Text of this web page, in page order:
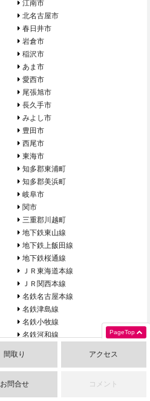
江南市
北名古屋市
春日井市
岩倉市
稲沢市
あま市
愛西市
尾張旭市
長久手市
みよし市
豊田市
西尾市
東海市
知多郡東浦町
知多郡美浜町
岐阜市
関市
三重郡川越町
地下鉄東山線
地下鉄上飯田線
地下鉄桜通線
ＪＲ東海道本線
ＪＲ関西本線
名鉄名古屋本線
名鉄津島線
名鉄小牧線
名鉄河和線
近鉄名古屋線
ゆとりーとライン
愛知環状鉄道
間取り アクセス
お問合せ コメント
PageTop